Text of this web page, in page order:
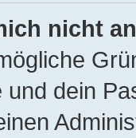
nicht
dein